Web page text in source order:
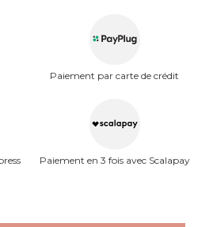
Paiement par carte de crédit
Paiement en 3 fois avec Scalapay